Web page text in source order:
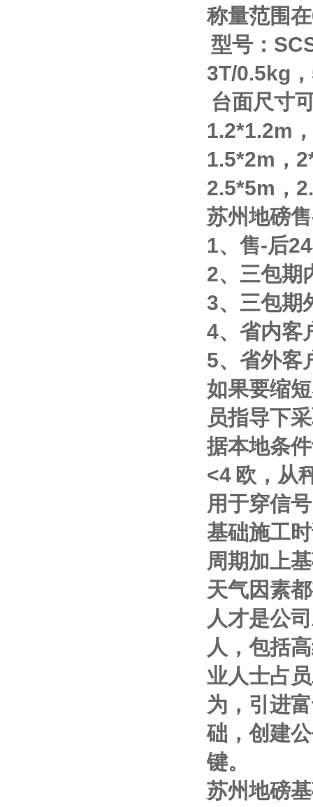
称量范围在
型号：
3T/0.5kg ，
台面尺寸
1.2*1.2m ，
1.5*2m ，
2.5*5m ，
苏州地磅售
1、售-后24
2、三包期
3、三包期
4、省内客
5、省外客
如果要缩
员指导下
据本地条
<4 欧，从
用于穿信
基础施工
周期加上
天气因素
人才是公
人，包括
业人士占
为，引进
础，创建
键。
苏州地磅